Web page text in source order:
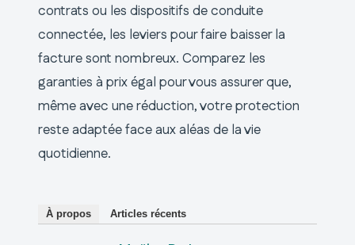
contrats ou les dispositifs de conduite
connectée, les leviers pour faire baisser la
facture sont nombreux. Comparez les
garanties à prix égal pour vous assurer que,
même avec une réduction, votre protection
reste adaptée face aux aléas de la vie
quotidienne.
À propos Articles récents